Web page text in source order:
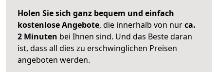
Holen Sie sich ganz bequem und einfach
kostenlose Angebote, die innerhalb von nurca.
2 Minuten bei Ihnen sind. Und das Beste daran
ist, dass all dies zu erschwinglichen Preisen
angeboten werden.